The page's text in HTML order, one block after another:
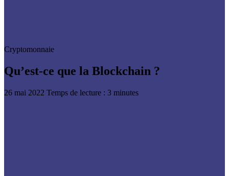
Cryptomonnaie
Qu’est-ce que la Blockchain ?
26 mai 2022 Temps de lecture : 3 minutes